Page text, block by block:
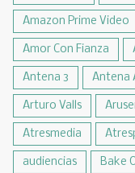
Amazon Prime Video
Amor Con Fianza
Antena 3 Antena
Arturo Valls
Atresmedia
audiencias Bake